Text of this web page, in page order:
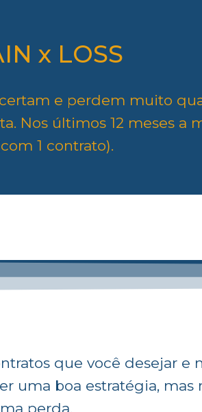
x LOSS
e perdem muito
Nos últimos 12 meses a
1 contrato).
que você desejar e
uma boa estratégia, mas
perda.